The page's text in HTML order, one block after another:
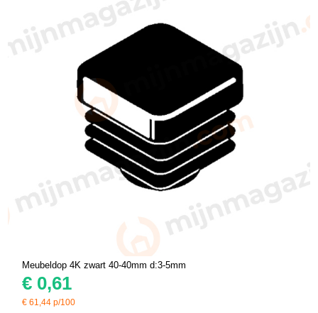
Meubeldop 4K zwart 40-40mm d:3-5mm
€ 0,61
€61,44 p/100